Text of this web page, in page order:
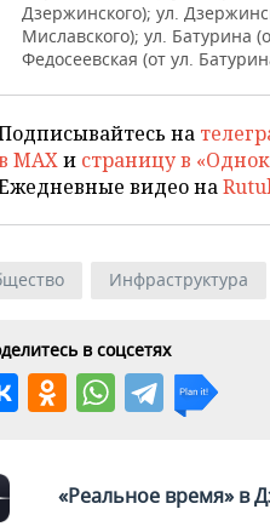
Дзержинского); ул.
Миславского); ул. Батурина
Федосеевская (от ул.
на
MAXи страницу в
видео на
Инфраструктура
в соцсетях
«Реальное время» в